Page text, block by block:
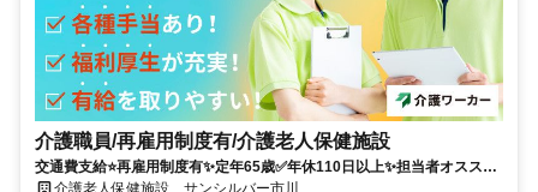
介護職員/再雇用制度有/介護老人保健施設
交通費支給⭐️再雇用制度有✨定年65歳✅️年休110日以上✨担当者オススメ